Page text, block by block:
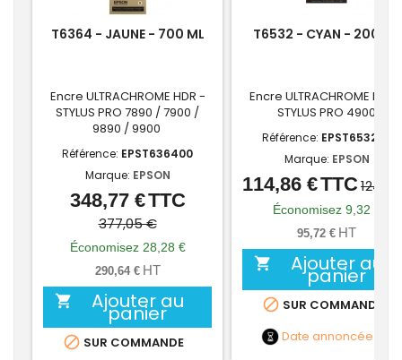
T6364 - JAUNE - 700 ML
Encre ULTRACHROME HDR -
STYLUS PRO 7890 / 7900 /
9890 / 9900
Référence: EPST636400
Marque: EPSON
Prix
Prix
de
base
348,77 €TTC
377,05 €
Économisez 28,28 €
290,64 € HT
 Ajouter au
panier
 SUR COMMANDE
T6532 - CYAN - 200 ML
Encre ULTRACHROME HDR
STYLUS PRO 4900
Référence: EPST653200
Marque: EPSON
Prix
Prix
de
base
114,86 €TTC
Économisez 9,32 €
95,72 € HT
 Ajouter au
panier
 SUR COMMANDE
Date annoncée